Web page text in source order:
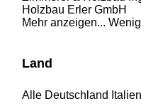
Holzbau Erler GmbH
Mehr anzeigen...
Land
Alle Deutschland Italien